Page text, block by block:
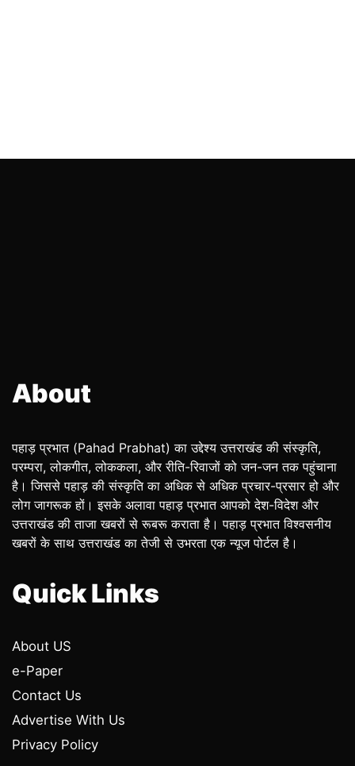
About
पहाड़ प्रभात (Pahad Prabhat) का उद्देश्य उत्तराखंड की संस्कृति,
परम्परा, लोकगीत, लोककला, और रीति-रिवाजों को जन-जन तक पहुंचाना
है। जिससे पहाड़ की संस्कृति का अधिक से अधिक प्रचार-प्रसार हो और
लोग जागरूक हों। इसके अलावा पहाड़ प्रभात आपको देश-विदेश और
उत्तराखंड की ताजा खबरों से रूबरू कराता है। पहाड़ प्रभात विश्वसनीय
खबरों के साथ उत्तराखंड का तेजी से उभरता एक न्यूज पोर्टल है।
Quick Links
About US
e-Paper
Contact Us
Advertise With Us
Privacy Policy